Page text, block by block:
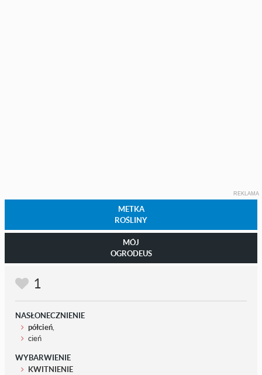
REKLAMA
METKA
ROŚLINY
MÓJ
OGRODEUS
1
NASŁONECZNIENIE
półcień,
cień
WYBARWIENIE
KWITNIENIE